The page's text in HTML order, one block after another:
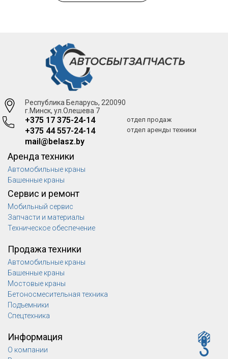
Республика Беларусь, 220090
г.Минск, ул.Олешева 7
+375 17 375-24-14
+375 44 557-24-14
mail@belasz.by
отдел продаж
отдел аренды техники
Аренда техники
Автомобильные краны
Башенные краны
Сервис и ремонт
Мобильный сервис
Запчасти и материалы
Техническое обеспечение
Продажа техники
Автомобильные краны
Башенные краны
Мостовые краны
Бетоносмесительная техника
Подъемники
Спецтехника
Информация
О компании